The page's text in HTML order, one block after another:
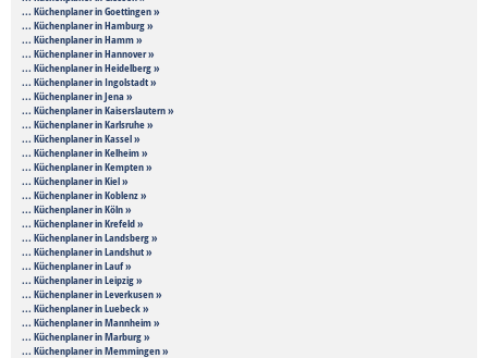
... Küchenplaner in Goettingen »
... Küchenplaner in Hamburg »
... Küchenplaner in Hamm »
... Küchenplaner in Hannover »
... Küchenplaner in Heidelberg »
... Küchenplaner in Ingolstadt »
... Küchenplaner in Jena »
... Küchenplaner in Kaiserslautern »
... Küchenplaner in Karlsruhe »
... Küchenplaner in Kassel »
... Küchenplaner in Kelheim »
... Küchenplaner in Kempten »
... Küchenplaner in Kiel »
... Küchenplaner in Koblenz »
... Küchenplaner in Köln »
... Küchenplaner in Krefeld »
... Küchenplaner in Landsberg »
... Küchenplaner in Landshut »
... Küchenplaner in Lauf »
... Küchenplaner in Leipzig »
... Küchenplaner in Leverkusen »
... Küchenplaner in Luebeck »
... Küchenplaner in Mannheim »
... Küchenplaner in Marburg »
... Küchenplaner in Memmingen »